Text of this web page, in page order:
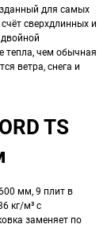
для самых
сверхдлинных и
тепла, чем обычная
ветра, снега и
TS
мм, 9 плит в
кг/м³ с
заменяет по